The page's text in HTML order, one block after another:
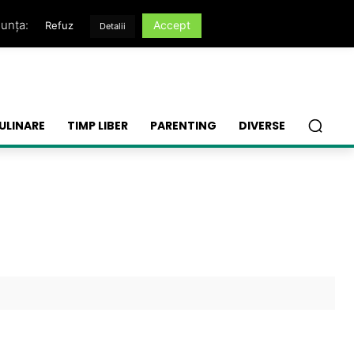
TIMP LIBER PARENTING DIVERSE
Refuz Detalii Accept